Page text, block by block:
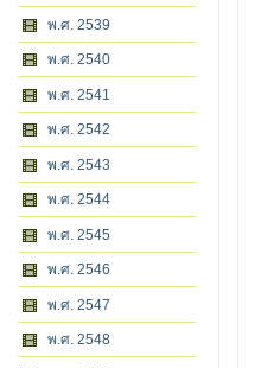
พ.ศ. 2539
พ.ศ. 2540
พ.ศ. 2541
พ.ศ. 2542
พ.ศ. 2543
พ.ศ. 2544
พ.ศ. 2545
พ.ศ. 2546
พ.ศ. 2547
พ.ศ. 2548